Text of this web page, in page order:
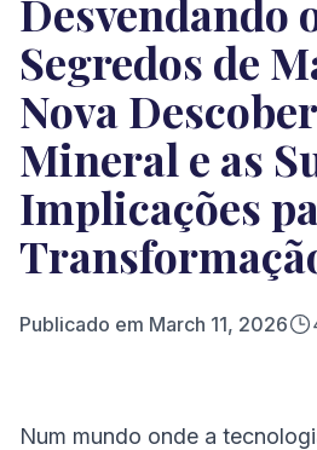
Desvendando
Segredos de
Nova
Mineral e as
Implicações
Publicado em March 11, 2026
Num mundo onde a